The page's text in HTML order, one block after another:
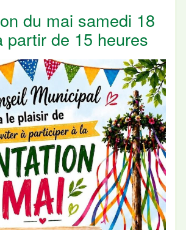
du mai samedi 18
partir de 15 heures